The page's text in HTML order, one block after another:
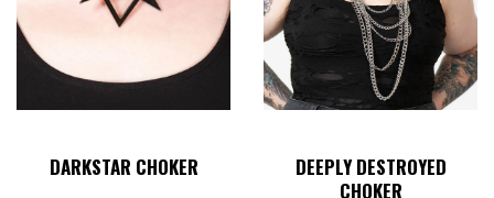
DARKSTAR CHOKER
DEEPLY DESTROYED
CHOKER